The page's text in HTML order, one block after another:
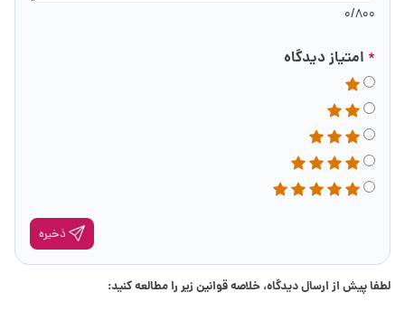
0/800
* امتیاز دیدگاه
ذخیره
لطفا پیش از ارسال دیدگاه، خلاصه قوانین زیر را مطالعه کنید: